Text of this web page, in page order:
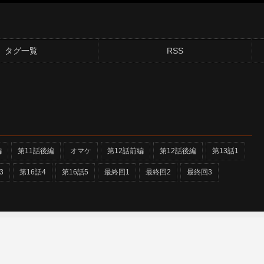
タグ一覧 RSS
第11話後編 オマケ 第12話前編 第12話後編 第13話1
第16話4 第16話5 最終回1 最終回2 最終回3